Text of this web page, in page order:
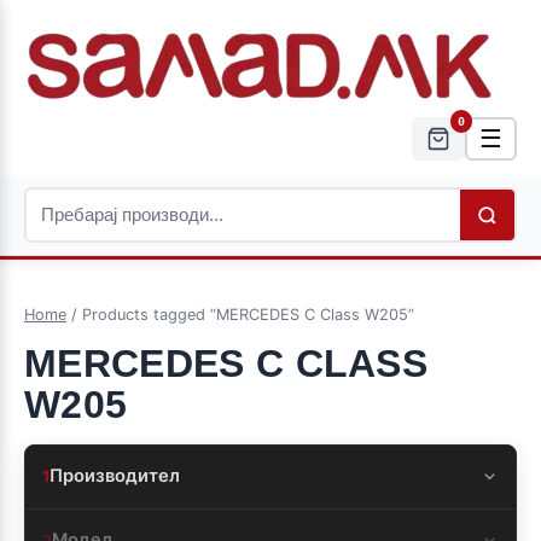
0
☰
Home / Products tagged “MERCEDES C Class W205”
MERCEDES C CLASS
W205
1Производител